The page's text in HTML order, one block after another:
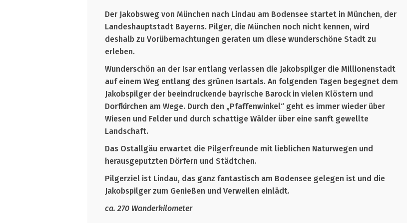
Der Jakobsweg von München nach Lindau am Bodensee startet in München, der
Landeshauptstadt Bayerns. Pilger, die München noch nicht kennen, wird
deshalb zu Vorübernachtungen geraten um diese wunderschöne Stadt zu
erleben.
Wunderschön an der Isar entlang verlassen die Jakobspilger die Millionenstadt
auf einem Weg entlang des grünen Isartals. An folgenden Tagen begegnet dem
Jakobspilger der beeindruckende bayrische Barock in vielen Klöstern und
Dorfkirchen am Wege. Durch den „Pfaffenwinkel“ geht es immer wieder über
Wiesen und Felder und durch schattige Wälder über eine sanft gewellte
Landschaft.
Das Ostallgäu erwartet die Pilgerfreunde mit lieblichen Naturwegen und
herausgeputzten Dörfern und Städtchen.
Pilgerziel ist Lindau, das ganz fantastisch am Bodensee gelegen ist und die
Jakobspilger zum Genießen und Verweilen einlädt.
ca. 270 Wanderkilometer